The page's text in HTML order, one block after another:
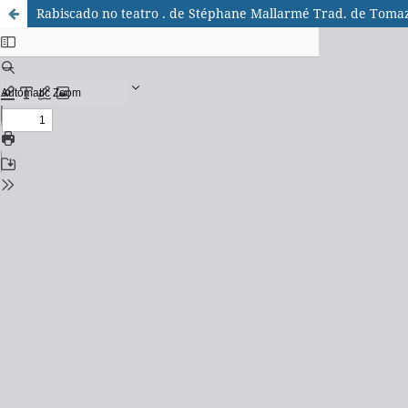
Rabiscado no teatro . de Stéphane Mallarmé Trad. de